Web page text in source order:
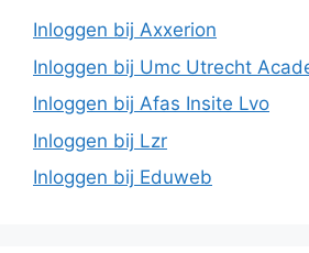
Inloggen bij Axxerion
Inloggen bij Umc Utrecht
Inloggen bij Afas Insite Lvo
Inloggen bij Lzr
Inloggen bij Eduweb